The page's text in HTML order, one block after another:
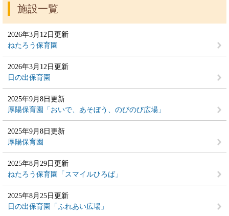
施設一覧
2026年3月12日更新
ねたろう保育園
2026年3月12日更新
日の出保育園
2025年9月8日更新
厚陽保育園「おいで、あそぼう、のびのび広場」
2025年9月8日更新
厚陽保育園
2025年8月29日更新
ねたろう保育園「スマイルひろば」
2025年8月25日更新
日の出保育園「ふれあい広場」